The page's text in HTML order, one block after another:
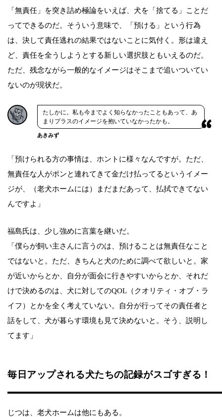
「無責任」を突き詰め極論をいえば、犬を「捨てる」ことだ
ってできるのだ。そういう意味で、「預ける」という行為
は、決して責任逃れの結果ではないことに気付く。形は違え
ど、責任を全うしようとする新しい選択肢ともいえるのだ。
ただ、残念ながら一般的なイメージはそこまで追いついてい
ないのが現状だ。
たしかに。私も今までよく知らなかったこともあって、あ
まりプラスのイメージを抱いていなかったかも。
あきみず
「預けられる方の事情は、ホントに様々なんですが。ただ、
無責任な人がポンと連れてきて金だけ払ってるというイメー
ジが、（老犬ホームには）まだまだあって、払拭できてない
んですよ」
福島氏は、少し強めに言葉を継いだ。
「僕らが飼い主さんに言うのは、預けることは無責任なこと
ではないと。ただ、きちんと犬のために調べて欲しいと。家
が近いからとか、自分が面会に行きやすいからとか、それだ
けで決めるのは、犬に対してのQOL（クオリティ・オブ・ラ
イフ）とかを全く考えていない。自分が行ってその責任者と
話をして、犬が暮らす環境も見て決めないと。そう、説明し
てます」
毎日アップされる犬たちの記録がスゴすぎる！
じつは、老犬ホームは他にもある。